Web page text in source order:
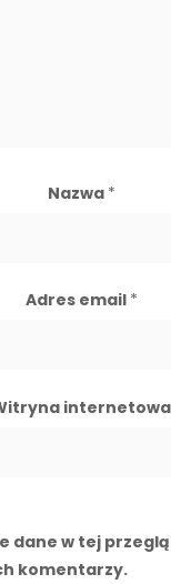
Nazwa *
Adres email *
internetowa
dane w tej
komentarzy.